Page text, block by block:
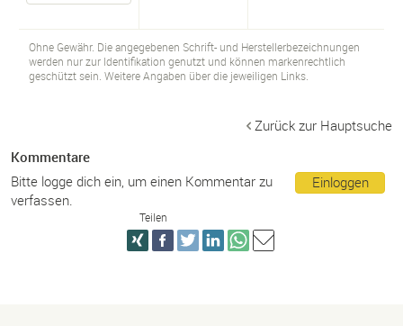
Ohne Gewähr. Die angegebenen Schrift- und Herstellerbezeichnungen
werden nur zur Identifikation genutzt und können markenrechtlich
geschützt sein. Weitere Angaben über die jeweiligen Links.
Zurück zur Hauptsuche
Kommentare
Einloggen
Bitte logge dich ein, um einen Kommentar zu
verfassen.
Teilen